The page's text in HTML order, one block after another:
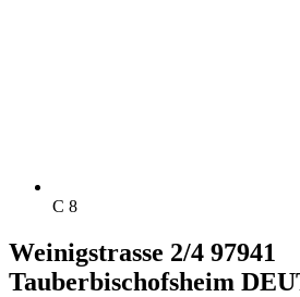
C 8
Weinigstrasse 2/4 97941
Tauberbischofsheim